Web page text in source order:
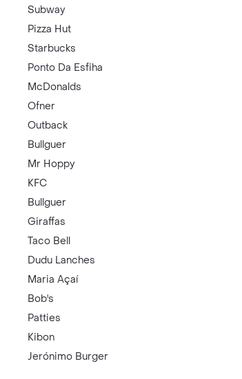
Subway
Pizza Hut
Starbucks
Ponto Da Esfiha
McDonalds
Ofner
Outback
Bullguer
Mr Hoppy
KFC
Bullguer
Giraffas
Taco Bell
Dudu Lanches
Maria Açaí
Bob's
Patties
Kibon
Jerónimo Burger